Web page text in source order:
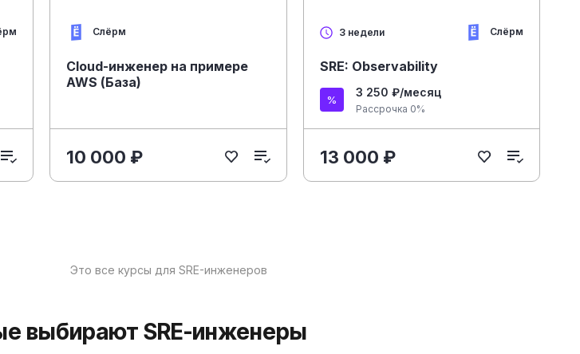
Слёрм
Cloud-инженер на примере
AWS (База)
10 000 ₽
3 недели Слёрм
SRE: Observability
3 250 ₽/месяц
Рассрочка 0%
13 000 ₽
Это все курсы для SRE-инженеров
выбирают SRE-инженеры